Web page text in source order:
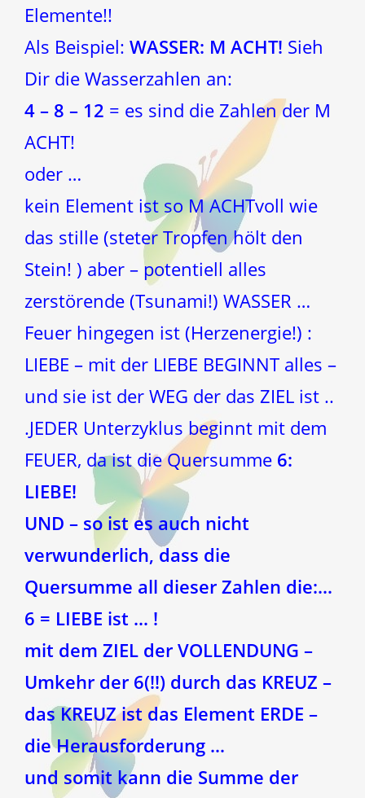
Elemente!!
Als Beispiel: WASSER: M ACHT! Sieh
Dir die Wasserzahlen an:
4 – 8 – 12 = es sind die Zahlen der M
ACHT!
oder …
kein Element ist so M ACHTvoll wie
das stille (steter Tropfen hölt den
Stein! ) aber – potentiell alles
zerstörende (Tsunami!) WASSER …
Feuer hingegen ist (Herzenergie!) :
LIEBE – mit der LIEBE BEGINNT alles –
und sie ist der WEG der das ZIEL ist ..
.JEDER Unterzyklus beginnt mit dem
FEUER, da ist die Quersumme 6:
LIEBE!
UND – so ist es auch nicht
verwunderlich, dass die
Quersumme all dieser Zahlen die:…
6 = LIEBE ist … !
mit dem ZIEL der VOLLENDUNG –
Umkehr der 6(!!) durch das KREUZ –
das KREUZ ist das Element ERDE –
die Herausforderung …
und somit kann die Summe der